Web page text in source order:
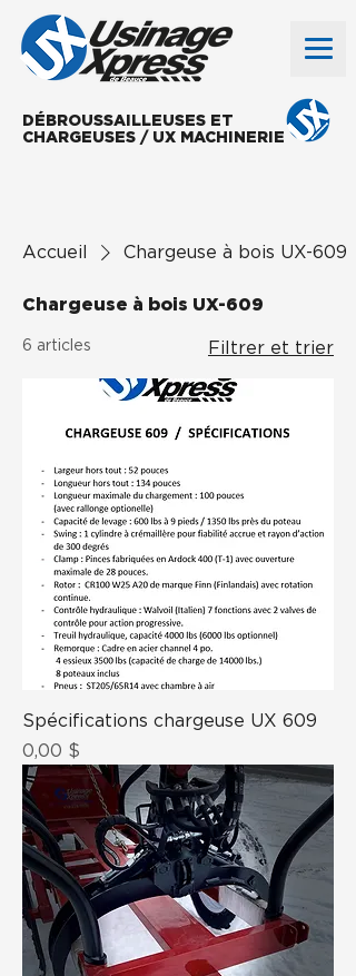
DÉBROUSSAILLEUSES ET
CHARGEUSES / UX MACHINERIE
Accueil Chargeuse à bois UX-609
Chargeuse à bois UX-609
6 articles Filtrer et trier
Spécifications chargeuse UX 609
Prix
0,00 $